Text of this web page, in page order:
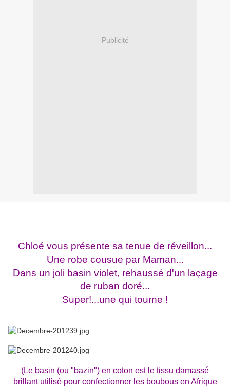
Publicité
Chloé vous présente sa tenue de réveillon...
Une robe cousue par Maman...
Dans un joli basin violet, rehaussé d'un laçage
de ruban doré...
Super!...une qui tourne !
(Le basin (ou "bazin") en coton est le tissu damassé
brillant utilisé pour confectionner les boubous en Afrique